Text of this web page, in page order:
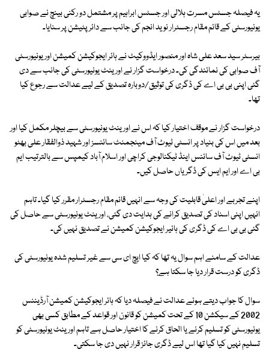
یہ فیصلہ جسٹس مسرت ہلالی اور جسٹس ابراہیم پر مشتمل دو رکنی بینچ نے صوابی
یونیورسٹی کے قائم مقام رجسٹرار نوید انجم کی جانب سے دائر پٹیشن پر سنایا۔
بیرسٹر سید سعد علی شاہ اور منصور ایڈووکیٹ نے ہائر ایجوکیشن کمیشن اور یونیورسٹی
آف صوابی کی نمائندگی کی۔ درخواست گزار نے اورینٹ یونیورسٹی کی جانب سے دی
گئی اپنی بی بی اے کی ڈگری کی توثیق/دوبارہ تصدیق کے لیے عدالت سے رجوع کیا
تھا۔
درخواست گزار نے موقف اختیار کیا کہ اس نے اورینٹ یونیورسٹی سے بیچلر مکمل کیا اور
بعد میں اس کی بنیاد پر انسٹی ٹیوٹ آف مینجمنٹ سائنسز اور شہید ذوالفقار علی بھٹو
انسٹی ٹیوٹ آف سائنس اینڈ ٹیکنالوجی کراچی اور اسلام آباد کیمپس سے بالترتیب ایم
بی اے اور ایم ایس کی ڈگریاں حاصل کیں۔
اپنے تجربے اور اعلیٰ قابلیت کی وجہ سے انہیں قائم مقام رجسٹرار مقرر کیا گیا۔ تاہم
انہیں اپنی اسناد کی تصدیق کرانے کی ہدایت دی گئی، اورینٹ یونیورسٹی سے حاصل کی
گئی بی بی اے کی ڈگری کی ہائیر ایجوکیشن کمیشن نے تصدیق نہیں کی۔
عدالت کے سامنے اہم سوال یہ تھا کہ کیا ایچ ای سی سے غیر تسلیم شدہ یونیورسٹی کی
ڈگری کو درست قرار دیا جا سکتا ہے؟
سوال کا جواب دیتے ہوئے عدالت نے فیصلہ دیا کہ ہائر ایجوکیشن کمیشن آرڈیننس
2002 کے سیکشن 10 کے تحت کمیشن کو قانون اور قواعد کے مطابق کسی بھی
یونیورسٹی کو تسلیم کرنے یا الحاق کرنے کا اختیار حاصل ہے تاہم اورینٹ یونیورسٹی کو
تسلیم نہیں کیا گیا تھا اس لیے ڈگری جائز قرار نہیں دی جا سکتی۔